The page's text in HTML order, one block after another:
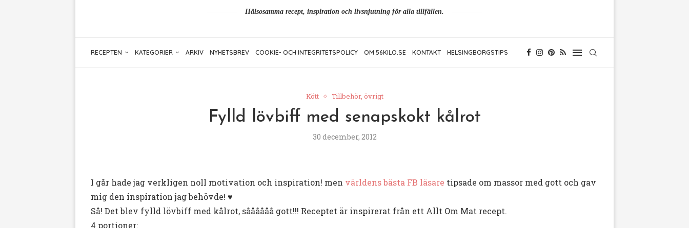
Hälsosamma recept, inspiration och livsnjutning för alla tillfällen.
RECEPTEN KATEGORIER ARKIV NYHETSBREV COOKIE- OCH INTEGRITETSPOLICY OM 56KILO.SE KONTAKT HELSINGBORGSTIPS
Kött Tillbehör, övrigt
Fylld lövbiff med senapskokt kålrot
30 december, 2012
I går hade jag verkligen noll motivation och inspiration! men världens bästa FB läsare tipsade om massor med gott och gav
mig den inspiration jag behövde! ♥
Så! Det blev fylld lövbiff med kålrot, såååååå gott!!! Receptet är inspirerat från ett Allt Om Mat recept.
4 portioner: